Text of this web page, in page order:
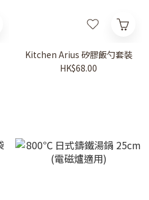
Kitchen Arius 矽膠飯勺套裝
HK$68.00